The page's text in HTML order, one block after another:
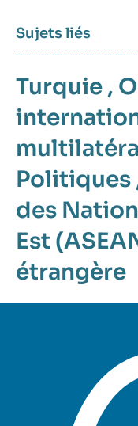
Sujets liés
Turquie ,
Politiques
des
Est
étrangère